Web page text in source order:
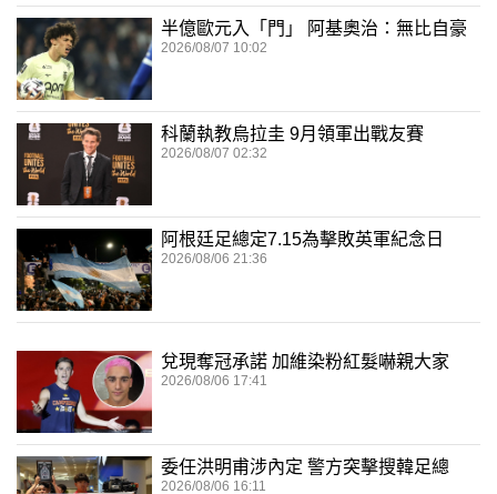
半億歐元入「門」 阿基奧治：無比自豪
2026/08/07 10:02
科蘭執教烏拉圭 9月領軍出戰友賽
2026/08/07 02:32
阿根廷足總定7.15為擊敗英軍紀念日
2026/08/06 21:36
兌現奪冠承諾 加維染粉紅髮嚇親大家
2026/08/06 17:41
委任洪明甫涉內定 警方突擊搜韓足總
2026/08/06 16:11